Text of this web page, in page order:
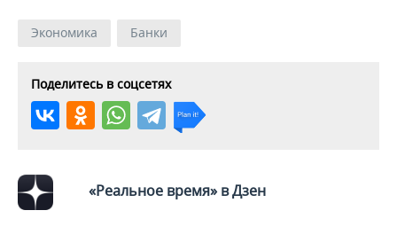
Экономика Банки
Поделитесь в соцсетях
«Реальное время» в Дзен